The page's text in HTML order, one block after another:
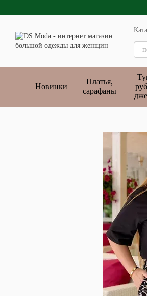
Новинки
Платья,
сарафаны